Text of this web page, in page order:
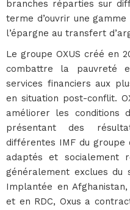
branches réparties sur
terme d’ouvrir une
l’épargne au transfert
Le groupe OXUS créé en
combattre la pauvreté
services financiers aux
en situation post-conflit.
améliorer les conditions
présentant des
différentes IMF du
adaptés et socialement
généralement exclues du
Implantée en
et en RDC, Oxus a